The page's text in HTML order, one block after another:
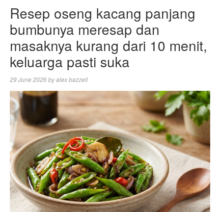
Resep oseng kacang panjang
bumbunya meresap dan
masaknya kurang dari 10 menit,
keluarga pasti suka
29 June 2026byalex bazzell